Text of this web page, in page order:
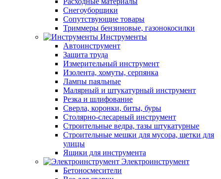
Снегоуборщики
Сопутствующие товары
Триммеры бензиновые, газонокосилки
Инструменты
Автоинструмент
Защита труда
Измерительный инструмент
Изолента, хомуты, серпянка
Лампы паяльные
Малярный и штукатурный инструмент
Резка и шлифование
Сверла, коронки, биты, буры
Столярно-слесарный инструмент
Строительные ведра, тазы штукатурные
Строительные мешки для мусора, щетки для
улицы
Ящики для инструмента
Электроинструмент
Бетоносмесители